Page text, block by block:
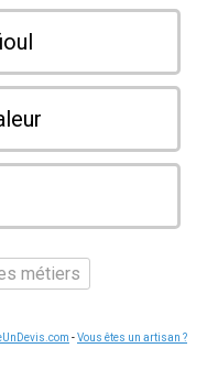
métiers
-Vous êtes un artisan ?